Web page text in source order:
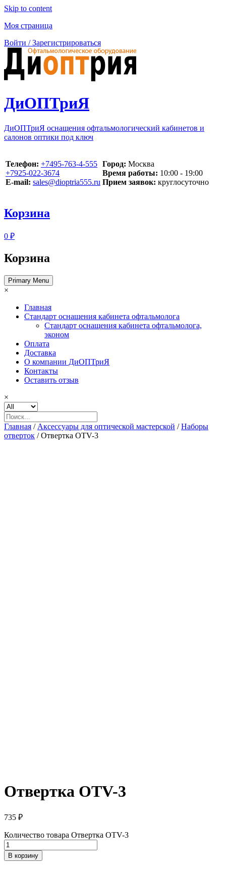
Skip to content
Моя страница
Войти / Зарегистрироваться
ДиОПТриЯ
ДиОПТриЯ оснащения офтальмологический кабинетов и
салонов оптики под ключ
Телефон: ‪+7495-763-4-555‬
‪+7925-022-3674‬
E-mail: sales@dioptria555.ru
Город: Москва
Время работы: 10:00 - 19:00
Прием заявок: круглосуточно
Корзина
0 ₽
Корзина
Primary Menu
×
Главная
Стандарт оснащения кабинета офтальмолога
Стандарт оснащения кабинета офтальмолога,
эконом
Оплата
Доставка
О компании ДиОПТриЯ
Контакты
Оставить отзыв
×
Главная / Аксессуары для оптической мастерской /Наборы
отверток / Отвертка OTV-3
Отвертка OTV-3
735 ₽
Количество товара Отвертка OTV-3
В корзину